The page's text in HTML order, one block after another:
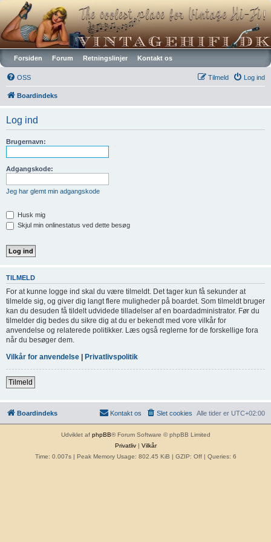
Vintagehifi.dk
Forsiden Forum Retningslinjer Kontakt os
OSS Log ind
Tilmeld
Boardindeks
Log ind
Brugernavn:
Adgangskode:
Jeg har glemt min adgangskode
Husk mig
Skjul min onlinestatus ved dette besøg
TILMELD
For at kunne logge ind skal du være tilmeldt. Det tager kun få sekunder at
tilmelde sig, og giver dig langt flere muligheder på boardet. Som tilmeldt bruger
kan du desuden få tildelt udvidede tilladelser af en boardadministrator. Før du
tilmelder dig bedes du sikre dig at du er bekendt med vore vilkår for
anvendelse og relaterede politikker. Læs også reglerne for de forskellige fora
når du besøger dem.
Vilkår for anvendelse
Privatlivspolitik
Tilmeld
Boardindeks Alle tider er UTC+02:00
Slet cookies
Kontakt os
Udviklet af phpBB® Forum Software © phpBB Limited
Privatliv| Vilkår
Time: 0.007s| Peak Memory Usage: 802.45 KiB | GZIP: Off | Queries: 6